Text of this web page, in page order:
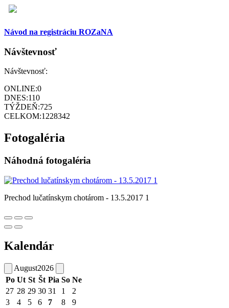
Návod na registráciu ROZaNA
Návštevnosť
Návštevnosť:
ONLINE:0
DNES:110
TÝŽDEŇ:725
CELKOM:1228342
Fotogaléria
Náhodná fotogaléria
Prechod lučatínskym chotárom - 13.5.2017 1
Kalendár
August2026
Po Ut St Št Pia So Ne
27 28 29 30 31 1
2
3
4 5 6 7 8
9